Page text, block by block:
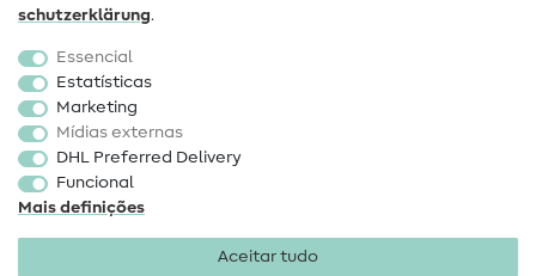
Popular
Tecidos
Acessórios de costura
Promoção
schutz­erklärung.
Essencial
Estatísticas
Marketing
Mídias externas
DHL Preferred Delivery
Funcional
Mais definições
Aceitar tudo